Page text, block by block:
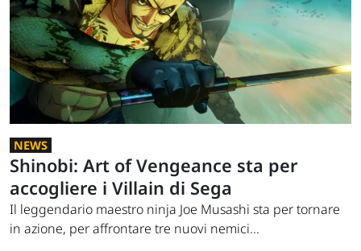
NEWS
Shinobi: Art of Vengeance sta per
accogliere i Villain di Sega
Il leggendario maestro ninja Joe Musashi sta per tornare
in azione, per affrontare tre nuovi nemici...